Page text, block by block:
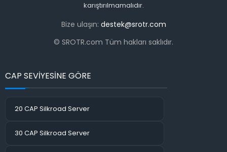
karıştırılmamalıdır.
Bize ulaşın: destek@srotr.com
© SROTR.com Tüm hakları saklıdır.
CAP SEVİYESİNE GÖRE
20 CAP Silkroad Server
30 CAP Silkroad Server